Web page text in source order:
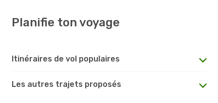
Planifie ton voyage
Itinéraires de vol populaires
Les autres trajets proposés